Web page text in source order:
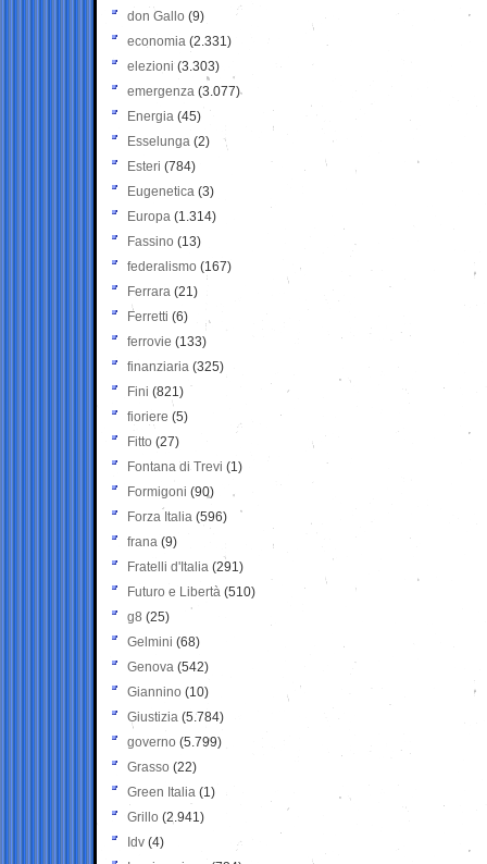
don Gallo (9)
economia (2.331)
elezioni (3.303)
emergenza (3.077)
Energia (45)
Esselunga (2)
Esteri (784)
Eugenetica (3)
Europa (1.314)
Fassino (13)
federalismo (167)
Ferrara (21)
Ferretti (6)
ferrovie (133)
finanziaria (325)
Fini (821)
fioriere (5)
Fitto (27)
Fontana di Trevi (1)
Formigoni (90)
Forza Italia (596)
frana (9)
Fratelli d'Italia (291)
Futuro e Libertà (510)
g8 (25)
Gelmini (68)
Genova (542)
Giannino (10)
Giustizia (5.784)
governo (5.799)
Grasso (22)
Green Italia (1)
Grillo (2.941)
Idv (4)